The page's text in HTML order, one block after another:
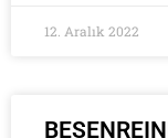
12. Aralık 2022